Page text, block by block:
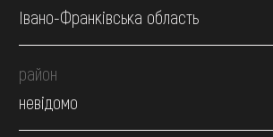
Івано-Франківська область
район
невідомо